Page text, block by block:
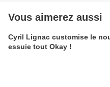
Vous aimerez aussi
Cyril Lignac customise le
essuie tout Okay !